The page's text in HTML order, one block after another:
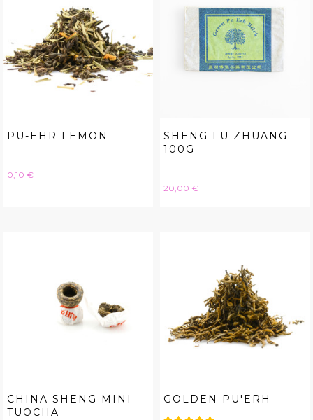
PU-EHR LEMON
Hinta
0,10 €
SHENG LU ZHUANG
100G
Hinta
20,00 €
CHINA SHENG MINI
TUOCHA
GOLDEN PU'ERH